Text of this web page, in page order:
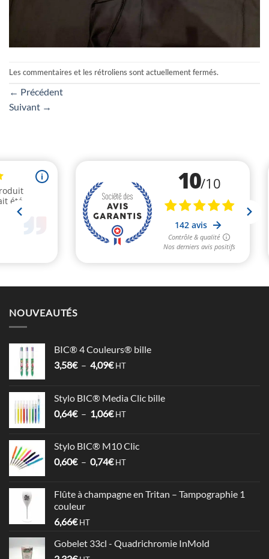
Les commentaires et les rétroliens sont actuellement fermés.
← Précédent
Suivant →
NOUVEAUTÉS
BIC® 4 Couleurs® bille
3,58€ – 4,09€Plage
3,58€
à
HT
Stylo BIC® Media Clic bille
0,64€ – 1,06€Plage
0,64€
à
HT
Stylo BIC® M10 Clic
0,60€ – 0,74€Plage
0,60€
HT
Flûte à champagne en Tritan – Tampographie 1
couleur
6,66€ HT
Gobelet 33cl - Quadrichromie InMold